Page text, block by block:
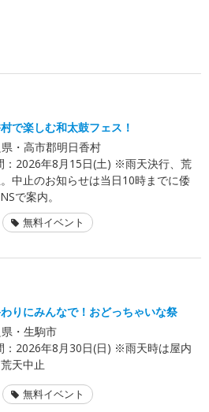
で楽しむ和太鼓フェス！
・高市郡明日香村
2026年8月15日(土) ※雨天決行、荒
中止のお知らせは当日10時までに倭
で案内。
無料イベント
りにみんなで！おどっちゃいな祭
・生駒市
2026年8月30日(日) ※雨天時は屋内
天中止
無料イベント